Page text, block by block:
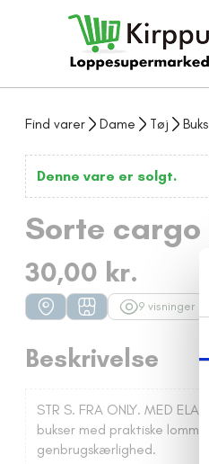
Find varer Dame Tøj
Denne vare er solgt.
Sorte cargo
30,00 kr.
9 visninger
Beskrivelse
STR S. FRA ONLY. MED
bukser med praktiske
genbrugskærlighed.